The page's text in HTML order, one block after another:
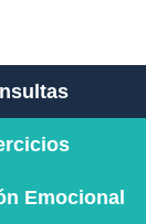
Emocional